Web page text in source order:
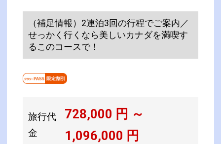
（補足情報）2連泊3回の行程でご案内／
せっかく行くなら美しいカナダを満喫す
るこのコースで！
旅行代
金
728,000 円 ～
1,096,000 円